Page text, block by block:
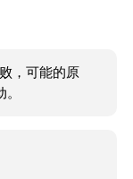
，可能的原